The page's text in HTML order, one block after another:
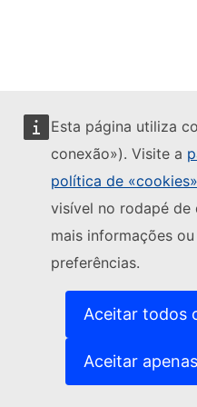
Esta página utiliza
conexão»). Visite a
política de «cookies»
visível no rodapé de
mais informações
preferências.
Aceitar todos
Aceitar